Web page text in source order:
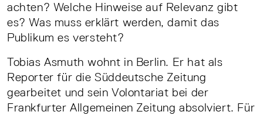
achten? Welche Hinweise auf Relevanz gibt
es? Was muss erklärt werden, damit das
Publikum es versteht?
Tobias Asmuth wohnt in Berlin. Er hat als
Reporter für die Süddeutsche Zeitung
gearbeitet und sein Volontariat bei der
Frankfurter Allgemeinen Zeitung absolviert. Für